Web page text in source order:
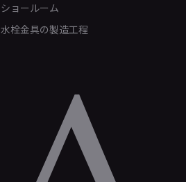
ショールーム
水栓金具の製造工程